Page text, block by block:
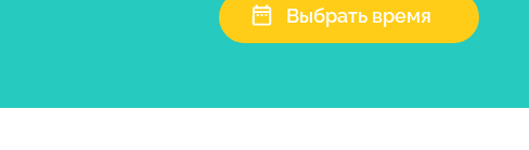
Выбрать время